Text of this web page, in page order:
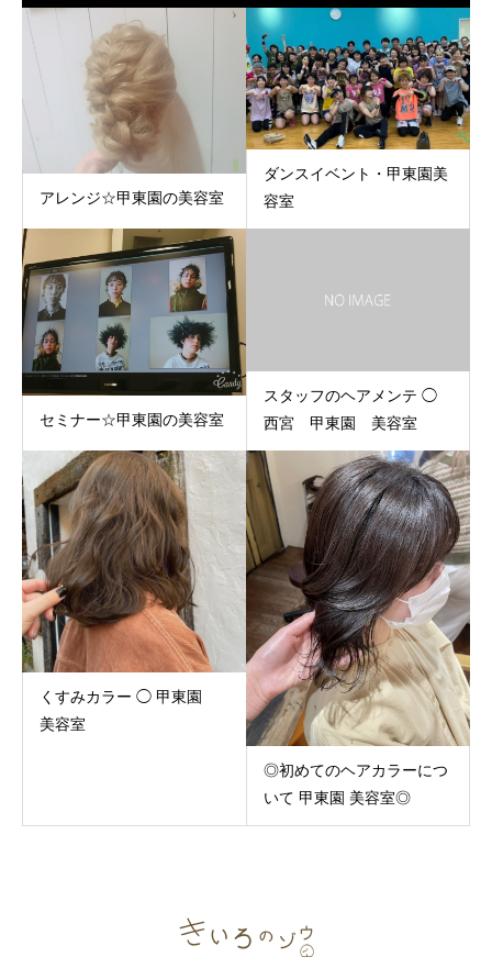
アレンジ☆甲東園の美容室
ダンスイベント・甲東園美
容室
セミナー☆甲東園の美容室
スタッフのヘアメンテ ◯
西宮 甲東園 美容室
くすみカラー ◯ 甲東園
美容室
◎初めてのヘアカラーにつ
いて 甲東園 美容室◎